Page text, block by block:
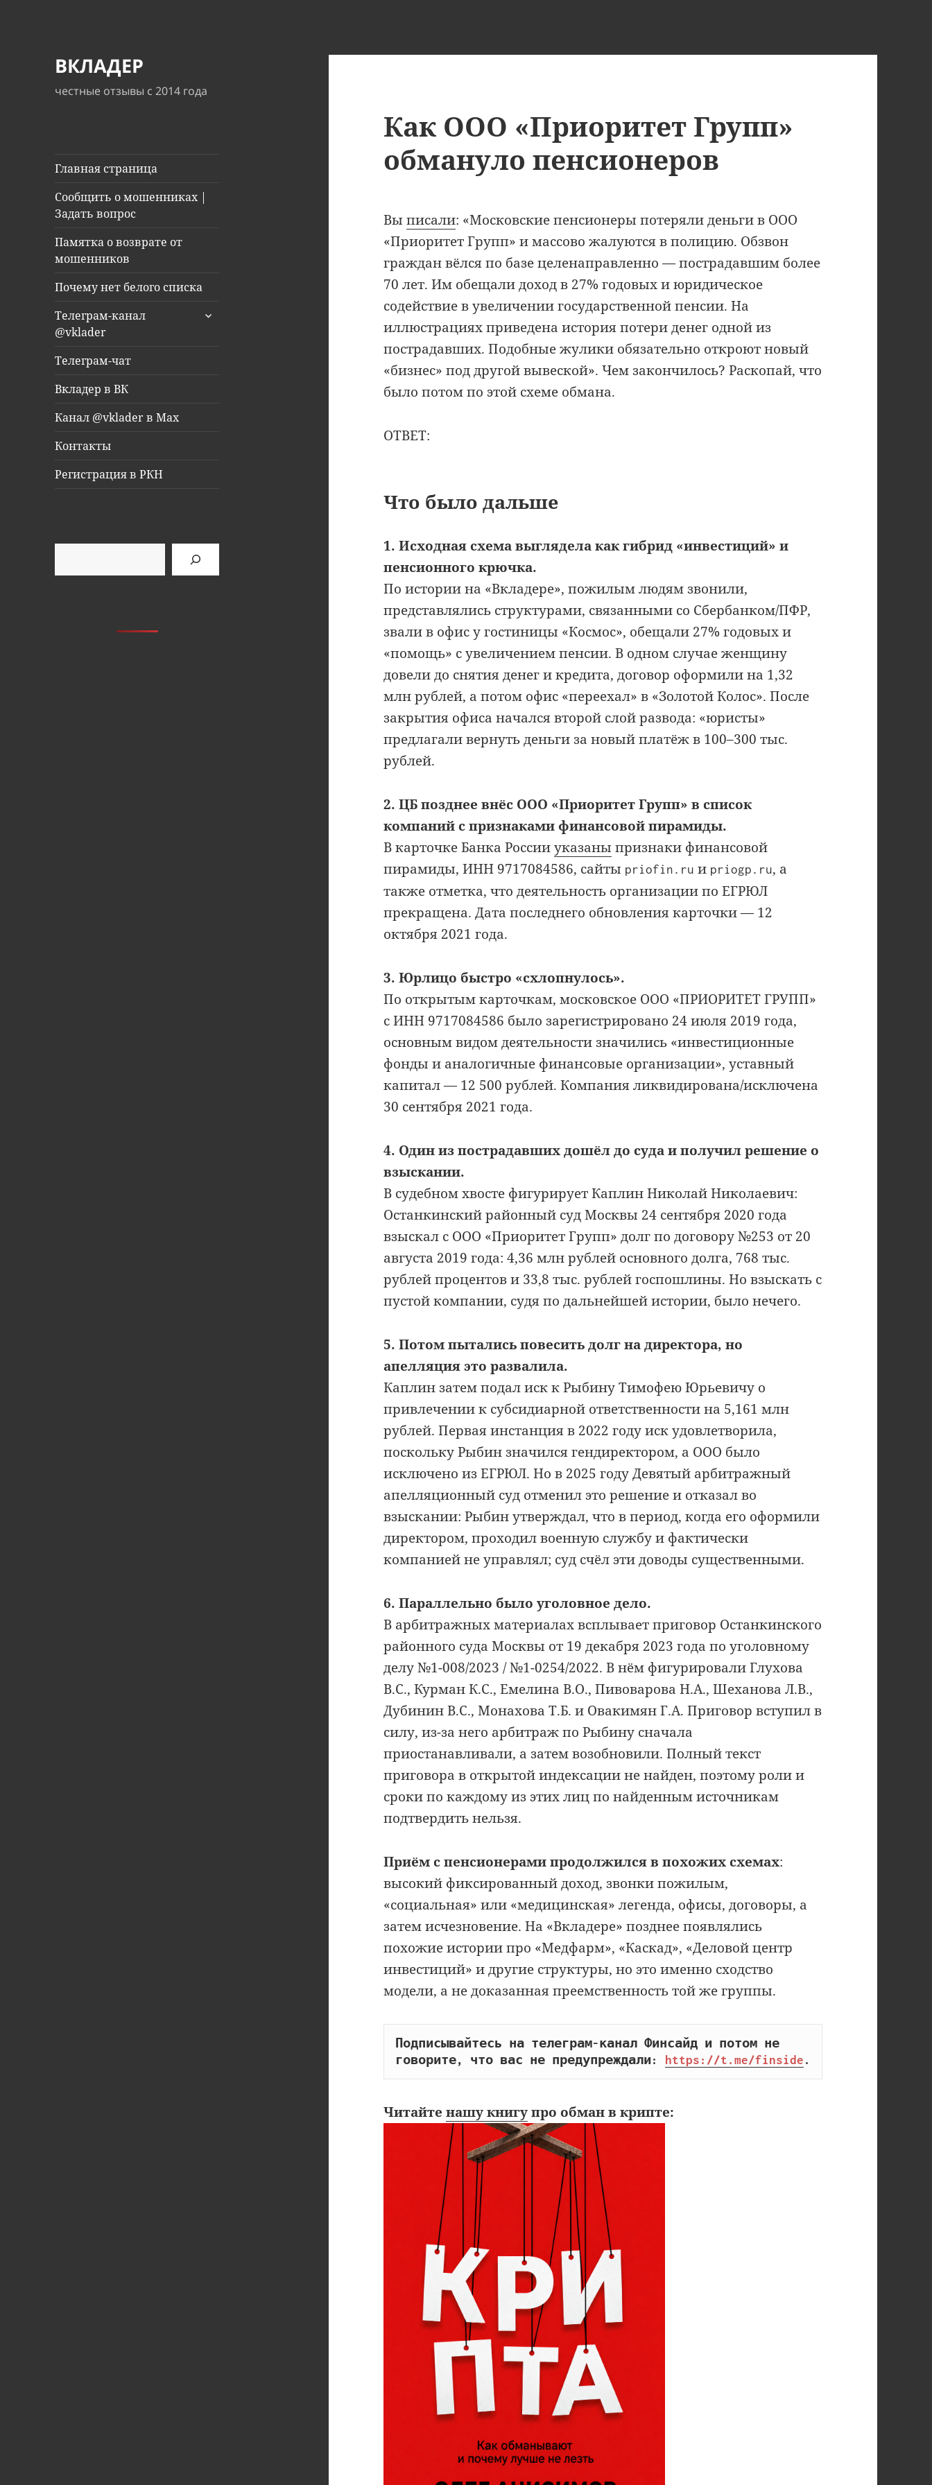
ВКЛАДЕР
честные отзывы с 2014 года
Главная страница
Сообщить о мошенниках |
Задать вопрос
Памятка о возврате от
мошенников
Почему нет белого списка
Телеграм-канал
@vklader
раскрыть
Телеграм-чат
Вкладер в ВК
Канал @vklader в Max
Контакты
Регистрация в РКН
Как ООО «Приоритет Групп»
обмануло пенсионеров
Выписали: «Московские пенсионеры потеряли деньги в ООО
«Приоритет Групп» и массово жалуются в полицию. Обзвон
граждан вёлся по базе целенаправленно — пострадавшим более
70 лет. Им обещали доход в 27% годовых и юридическое
содействие в увеличении государственной пенсии. На
иллюстрациях приведена история потери денег одной из
пострадавших. Подобные жулики обязательно откроют новый
«бизнес» под другой вывеской». Чем закончилось? Раскопай, что
было потом по этой схеме обмана.
ОТВЕТ:
Что было дальше
1. Исходная схема выглядела как гибрид «инвестиций» и
пенсионного крючка.
По истории на «Вкладере», пожилым людям звонили,
представлялись структурами, связанными со Сбербанком/ПФР,
звали в офис у гостиницы «Космос», обещали 27% годовых и
«помощь» с увеличением пенсии. В одном случае женщину
довели до снятия денег и кредита, договор оформили на 1,32
млн рублей, а потом офис «переехал» в «Золотой Колос». После
закрытия офиса начался второй слой развода: «юристы»
предлагали вернуть деньги за новый платёж в 100–300 тыс.
рублей.
2. ЦБ позднее внёс ООО «Приоритет Групп» в список
компаний с признаками финансовой пирамиды.
В карточке Банка Россииуказаны признаки финансовой
пирамиды, ИНН 9717084586, сайты priofin.ru и priogp.ru, а
также отметка, что деятельность организации по ЕГРЮЛ
прекращена. Дата последнего обновления карточки — 12
октября 2021 года.
3. Юрлицо быстро «схлопнулось».
По открытым карточкам, московское ООО «ПРИОРИТЕТ ГРУПП»
с ИНН 9717084586 было зарегистрировано 24 июля 2019 года,
основным видом деятельности значились «инвестиционные
фонды и аналогичные финансовые организации», уставный
капитал — 12 500 рублей. Компания ликвидирована/исключена
30 сентября 2021 года.
4. Один из пострадавших дошёл до суда и получил решение о
взыскании.
В судебном хвосте фигурирует Каплин Николай Николаевич:
Останкинский районный суд Москвы 24 сентября 2020 года
взыскал с ООО «Приоритет Групп» долг по договору №253 от 20
августа 2019 года: 4,36 млн рублей основного долга, 768 тыс.
рублей процентов и 33,8 тыс. рублей госпошлины. Но взыскать с
пустой компании, судя по дальнейшей истории, было нечего.
5. Потом пытались повесить долг на директора, но
апелляция это развалила.
Каплин затем подал иск к Рыбину Тимофею Юрьевичу о
привлечении к субсидиарной ответственности на 5,161 млн
рублей. Первая инстанция в 2022 году иск удовлетворила,
поскольку Рыбин значился гендиректором, а ООО было
исключено из ЕГРЮЛ. Но в 2025 году Девятый арбитражный
апелляционный суд отменил это решение и отказал во
взыскании: Рыбин утверждал, что в период, когда его оформили
директором, проходил военную службу и фактически
компанией не управлял; суд счёл эти доводы существенными.
6. Параллельно было уголовное дело.
В арбитражных материалах всплывает приговор Останкинского
районного суда Москвы от 19 декабря 2023 года по уголовному
делу №1-008/2023 / №1-0254/2022. В нём фигурировали Глухова
В.С., Курман К.С., Емелина В.О., Пивоварова Н.А., Шеханова Л.В.,
Дубинин В.С., Монахова Т.Б. и Овакимян Г.А. Приговор вступил в
силу, из-за него арбитраж по Рыбину сначала
приостанавливали, а затем возобновили. Полный текст
приговора в открытой индексации не найден, поэтому роли и
сроки по каждому из этих лиц по найденным источникам
подтвердить нельзя.
Приём с пенсионерами продолжился в похожих схемах:
высокий фиксированный доход, звонки пожилым,
«социальная» или «медицинская» легенда, офисы, договоры, а
затем исчезновение. На «Вкладере» позднее появлялись
похожие истории про «Медфарм», «Каскад», «Деловой центр
инвестиций» и другие структуры, но это именно сходство
модели, а не доказанная преемственность той же группы.
Подписывайтесь на телеграм-канал Финсайд и потом не
говорите, что вас не предупреждали:
https://t.me/finside .
Читайтенашу книгупро обман в крипте: